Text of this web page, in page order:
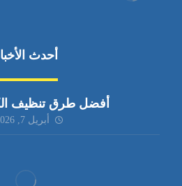
أحدث
أفضل طرق تنظيف
أبريل 7, 2026